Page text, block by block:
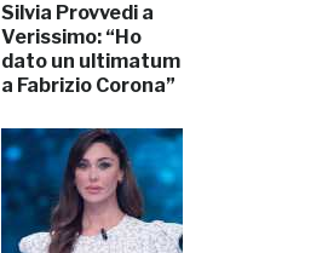
Silvia Provvedi a
Verissimo: “Ho
dato un ultimatum
a Fabrizio Corona”